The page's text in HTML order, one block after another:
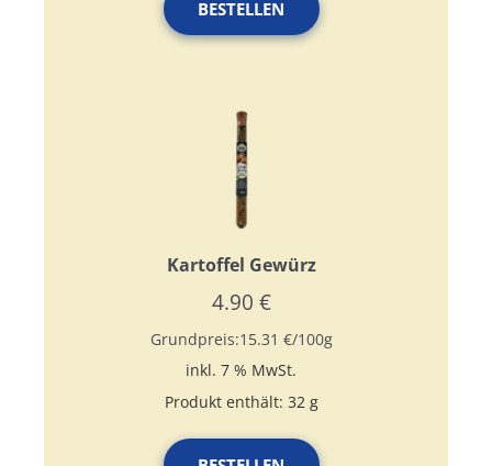
BESTELLEN
Kartoffel Gewürz
4.90 €
Grundpreis:15.31 €/100g
inkl. 7 % MwSt.
Produkt enthält: 32 g